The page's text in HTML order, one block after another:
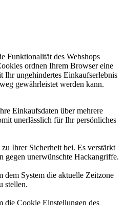
Funktionalität des Webshops
ordnen Ihrem Browser eine
Ihr ungehindertes Einkaufserlebnis
gewährleistet werden kann.
Einkaufsdaten über mehrere
unerlässlich für Ihr persönliches
Ihrer Sicherheit bei. Es verstärkt
gegen unerwünschte Hackangriffe.
System die aktuelle Zeitzone
stellen.
die Cookie Einstellungen des